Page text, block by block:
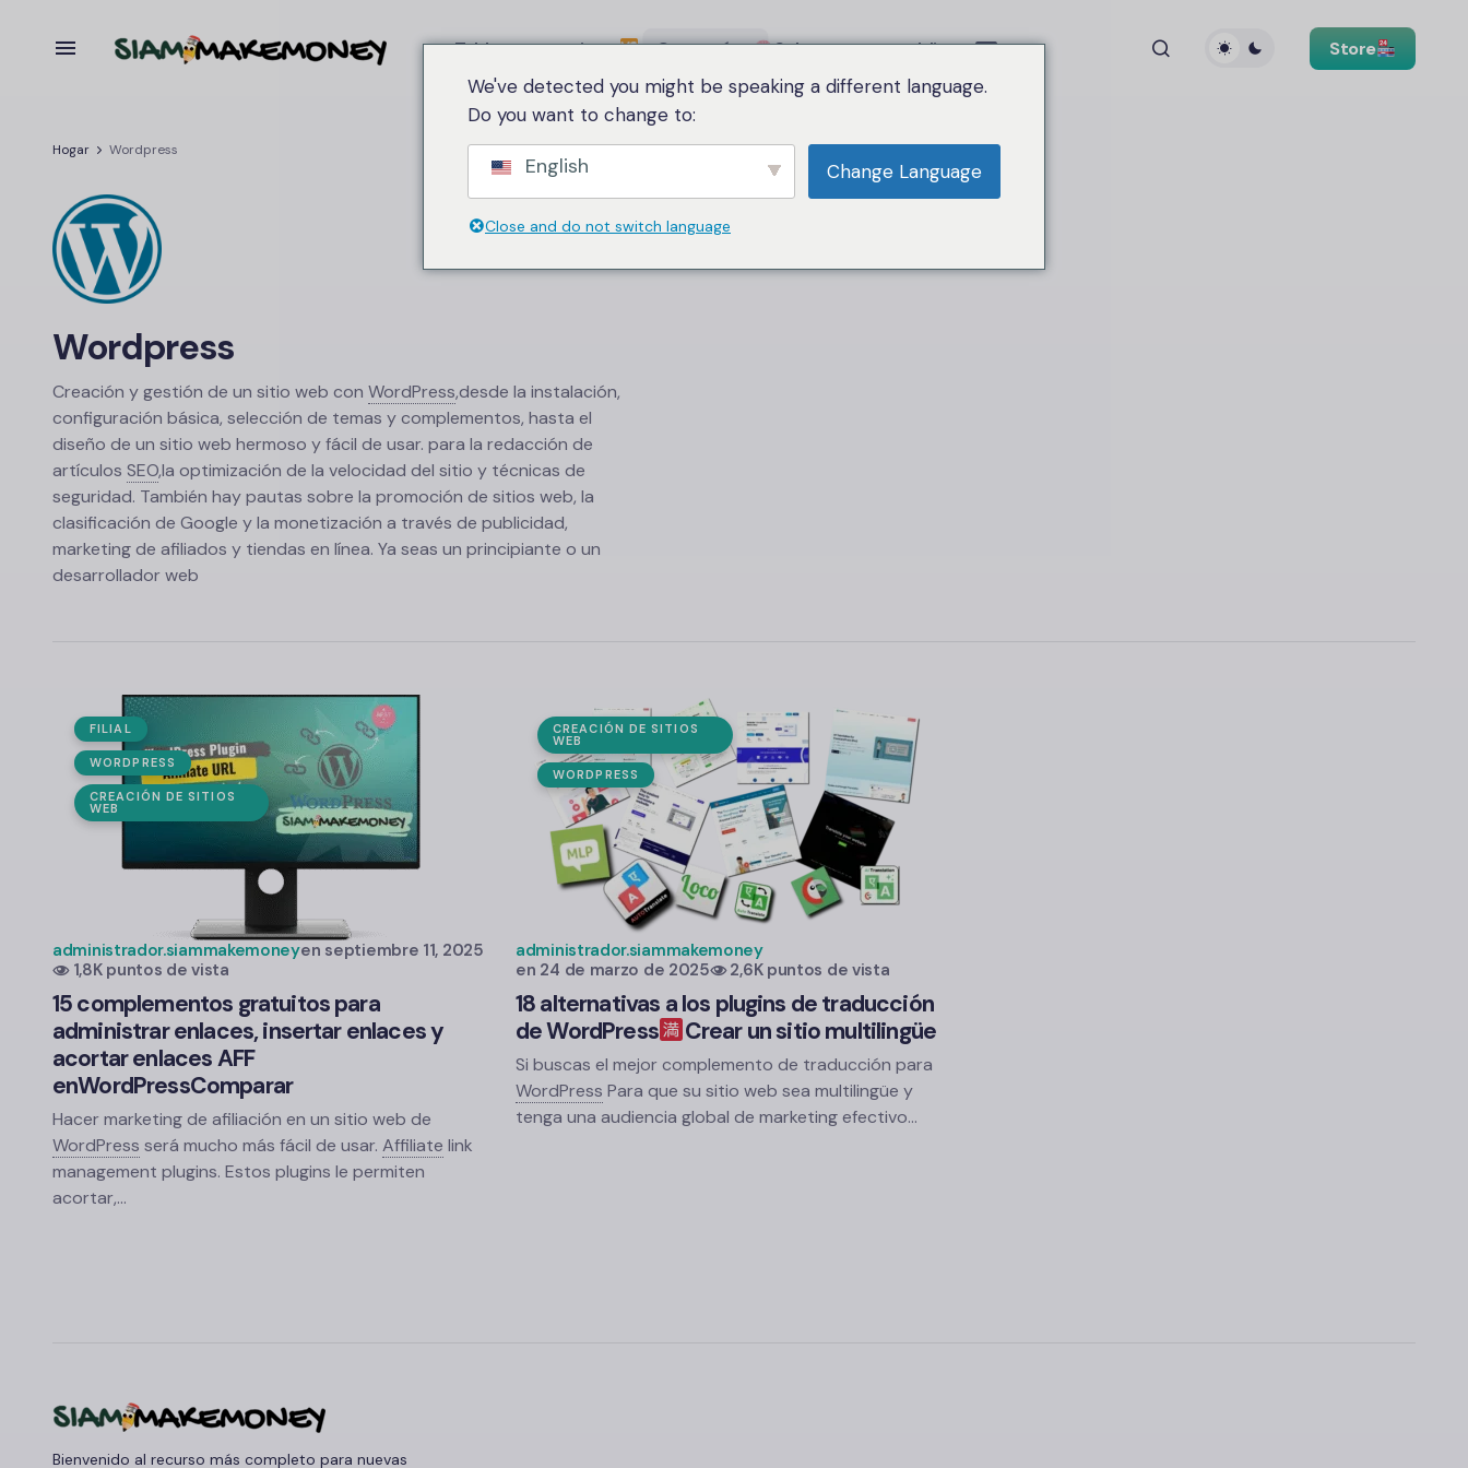
Tabla comparativa Categoría Sobre nosotros Idioma Store
Hogar Wordpress
Wordpress
Creación y gestión de un sitio web con WordPress,desde la instalación,
configuración básica, selección de temas y complementos, hasta el
diseño de un sitio web hermoso y fácil de usar. para la redacción de
artículos SEO,la optimización de la velocidad del sitio y técnicas de
seguridad. También hay pautas sobre la promoción de sitios web, la
clasificación de Google y la monetización a través de publicidad,
marketing de afiliados y tiendas en línea. Ya seas un principiante o un
desarrollador web
FILIAL
WORDPRESS
CREACIÓN DE SITIOS
WEB
administrador.siammakemoneyen septiembre 11, 2025
1,8K puntos de vista
15 complementos gratuitos para
administrar enlaces, insertar enlaces y
acortar enlaces AFF
enWordPressComparar
Hacer marketing de afiliación en un sitio web de
WordPress será mucho más fácil de usar. Affiliate link
management plugins. Estos plugins le permiten
acortar,…
CREACIÓN DE SITIOS
WEB
WORDPRESS
administrador.siammakemoney
en 24 de marzo de 2025 2,6K puntos de vista
18 alternativas a los plugins de traducción
de WordPress
Crear un sitio multilingüe
Si buscas el mejor complemento de traducción para
WordPress Para que su sitio web sea multilingüe y
tenga una audiencia global de marketing efectivo…
Bienvenido al recurso más completo para nuevas
We've detected you might be speaking a different language.
Do you want to change to:
English Change Language
Close and do not switch language